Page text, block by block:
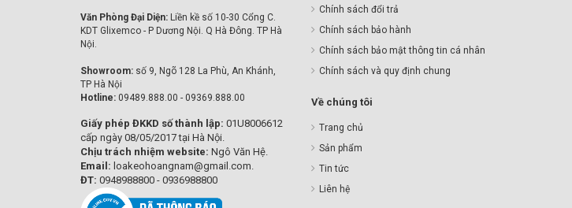
Văn Phòng Đại Diện: Liền kề số 10-30 Cổng C.
KDT Glixemco - P Dương Nội. Q Hà Đông. TP Hà
Nội.
Showroom: số 9, Ngõ 128 La Phù, An Khánh,
TP Hà Nội
Hotline: 09489.888.00 - 09369.888.00
Giấy phép ĐKKD số thành lập: 01U8006612
cấp ngày 08/05/2017 tại Hà Nội.
Chịu trách nhiệm website: Ngô Văn Hệ.
Email: loakeohoangnam@gmail.com.
ĐT: 0948988800 - 0936988800
Chính sách đổi trả
Chính sách bảo hành
Chính sách bảo mật thông tin cá nhân
Chính sách và quy định chung
Về chúng tôi
Trang chủ
Sản phẩm
Tin tức
Liên hệ